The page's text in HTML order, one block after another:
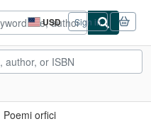
USD
Site
shopping
preferences
Sign in
Poemi orfici